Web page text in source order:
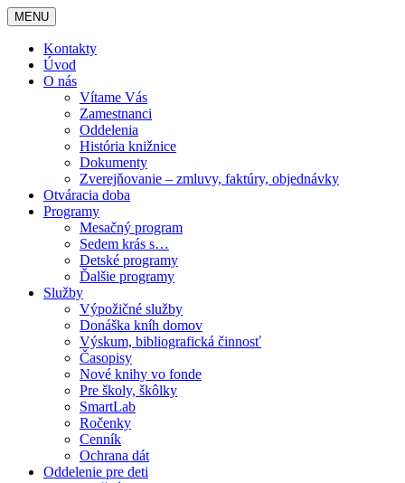
MENU
Kontakty
Úvod
O nás
Vítame Vás
Zamestnanci
Oddelenia
História knižnice
Dokumenty
Zverejňovanie – zmluvy, faktúry, objednávky
Otváracia doba
Programy
Mesačný program
Sedem krás s…
Detské programy
Ďalšie programy
Služby
Výpožičné služby
Donáška kníh domov
Výskum, bibliografická činnosť
Časopisy
Nové knihy vo fonde
Pre školy, škôlky
SmartLab
Ročenky
Cenník
Ochrana dát
Oddelenie pre deti